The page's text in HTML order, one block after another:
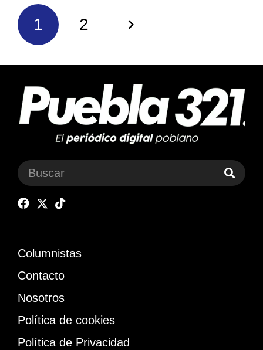
1 2
Columnistas
Contacto
Nosotros
Política de cookies
Política de Privacidad